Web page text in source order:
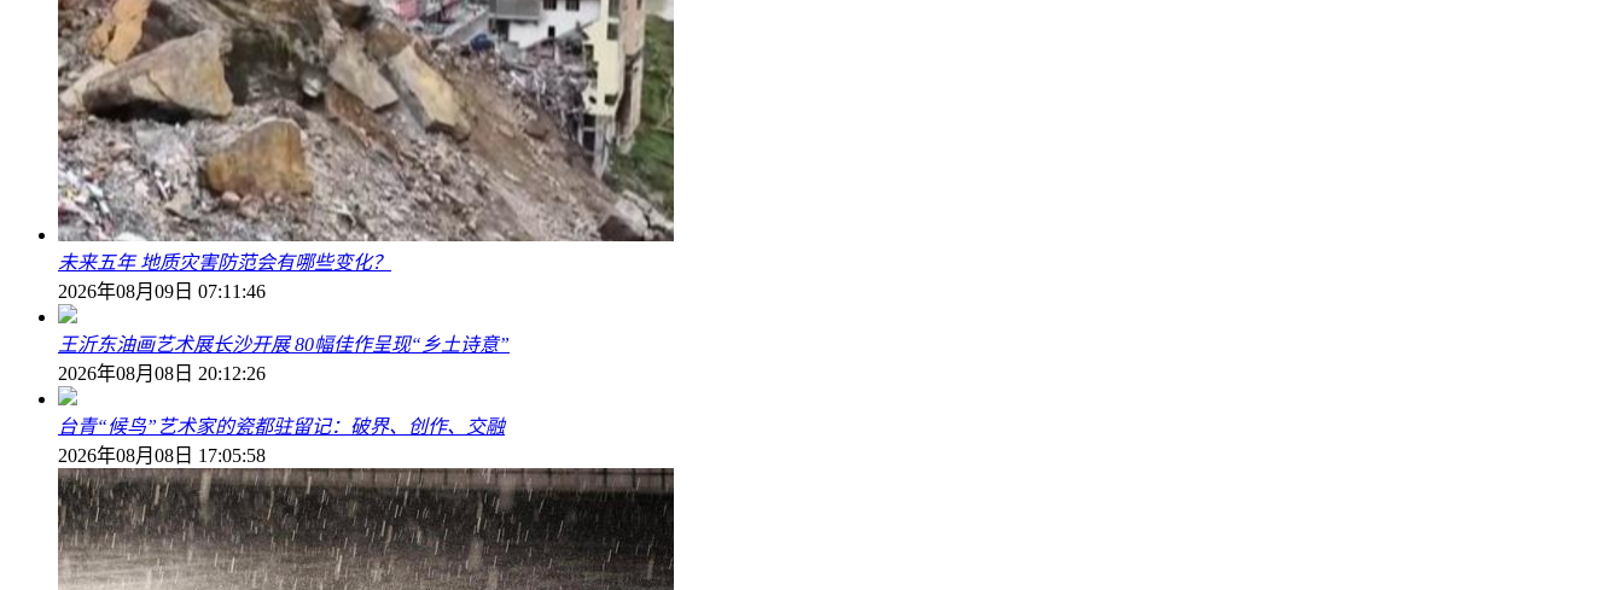
未来五年 地质灾害防范会有哪些变化？
2026年08月09日 07:11:46
王沂东油画艺术展长沙开展 80幅佳作呈现“乡土诗意”
2026年08月08日 20:12:26
台青“候鸟”艺术家的瓷都驻留记：破界、创作、交融
2026年08月08日 17:05:58